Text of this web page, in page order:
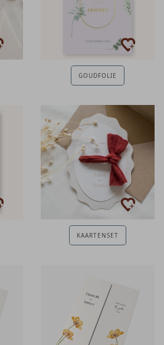
GOUDFOLIE
KAARTENSET